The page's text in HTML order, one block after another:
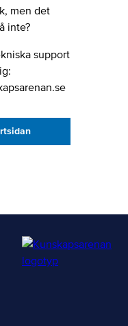
men det
inte?
support